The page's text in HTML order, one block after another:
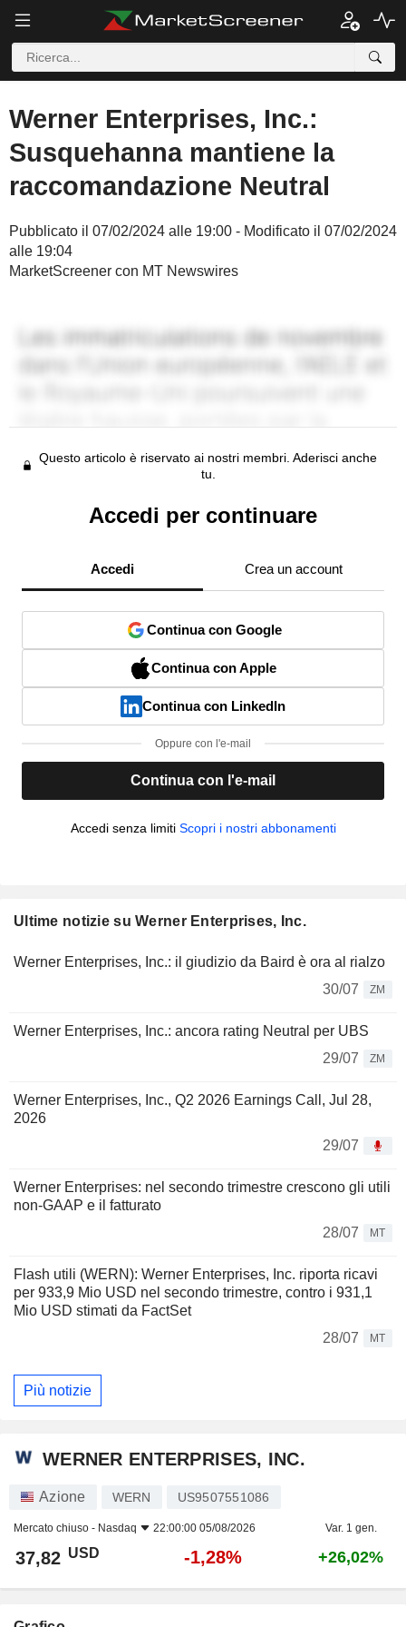
Werner Enterprises, Inc.:
Susquehanna mantiene la
raccomandazione Neutral
Pubblicato il 07/02/2024 alle 19:00 - Modificato il 07/02/2024
alle 19:04
MarketScreener con MT Newswires
Questo articolo è riservato ai nostri membri. Aderisci anche
tu.
Accedi per continuare
Accedi Crea un account
Continua con Google
Continua con Apple
Continua con LinkedIn
Oppure con l'e-mail
Continua con l'e-mail
Accedi senza limiti Scopri i nostri abbonamenti
Ultime notizie su Werner Enterprises, Inc.
Werner Enterprises, Inc.: il giudizio da Baird è ora al rialzo
30/07
ZM
Werner Enterprises, Inc.: ancora rating Neutral per UBS
29/07
ZM
Werner Enterprises, Inc., Q2 2026 Earnings Call, Jul 28,
2026
29/07
Werner Enterprises: nel secondo trimestre crescono gli utili
non-GAAP e il fatturato
28/07
MT
Flash utili (WERN): Werner Enterprises, Inc. riporta ricavi
per 933,9 Mio USD nel secondo trimestre, contro i 931,1
Mio USD stimati da FactSet
28/07
MT
Più notizie
WERNER ENTERPRISES, INC.
Azione WERN US9507551086
Mercato chiuso - Nasdaq 22:00:00 05/08/2026 Var. 1 gen.
37,82 USD -1,28% +26,02%